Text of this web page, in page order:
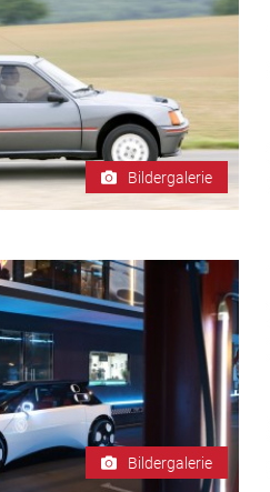
Bildergalerie
Bildergalerie